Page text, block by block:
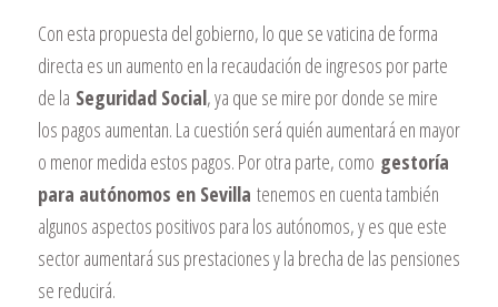
Con esta propuesta del gobierno, lo que se vaticina de forma
directa es un aumento en la recaudación de ingresos por parte
de la Seguridad Social, ya que se mire por donde se mire
los pagos aumentan. La cuestión será quién aumentará en mayor
o menor medida estos pagos. Por otra parte, como gestoría
para autónomos en Sevilla tenemos en cuenta también
algunos aspectos positivos para los autónomos, y es que este
sector aumentará sus prestaciones y la brecha de las pensiones
se reducirá.